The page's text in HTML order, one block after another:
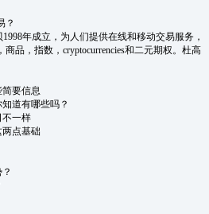
？
年成立，为人们提供在线和移动交易服务，
品，指数，cryptocurrencies和二元期权。杜高
要信息
道有哪些吗？
不一样
点基础